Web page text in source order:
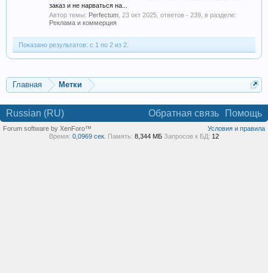
заказ и не нарваться на...
Автор темы: Perfectum 23 окт 2025 , ответов - 239, в разделе:
Реклама и коммерция
Показано результатов: с 1 по 2 из 2.
Главная Метки
Russian (RU) Обратная связь Помощь
Условия и правила
Forum software by XenForo™
Время: 0,0969 сек. Память: 8,344 МБ Запросов к БД: 12